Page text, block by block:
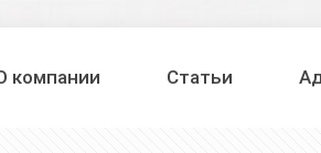
компании Статьи